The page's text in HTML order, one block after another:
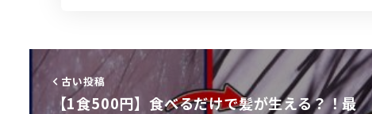
古い投稿
【1食500円】食べるだけで髪が生える？！最